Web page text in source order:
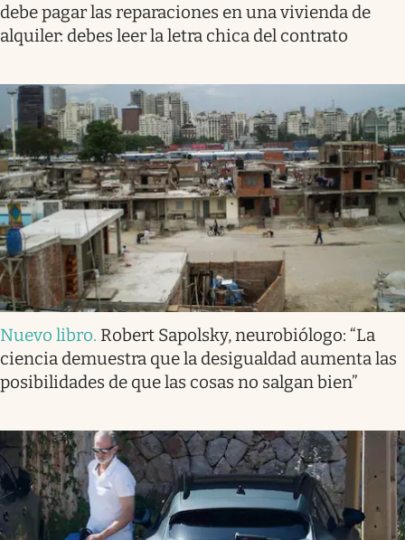
debe pagar las reparaciones en una vivienda de
alquiler: debes leer la letra chica del contrato
Nuevo libro. Robert Sapolsky, neurobiólogo: “La
ciencia demuestra que la desigualdad aumenta las
posibilidades de que las cosas no salgan bien”